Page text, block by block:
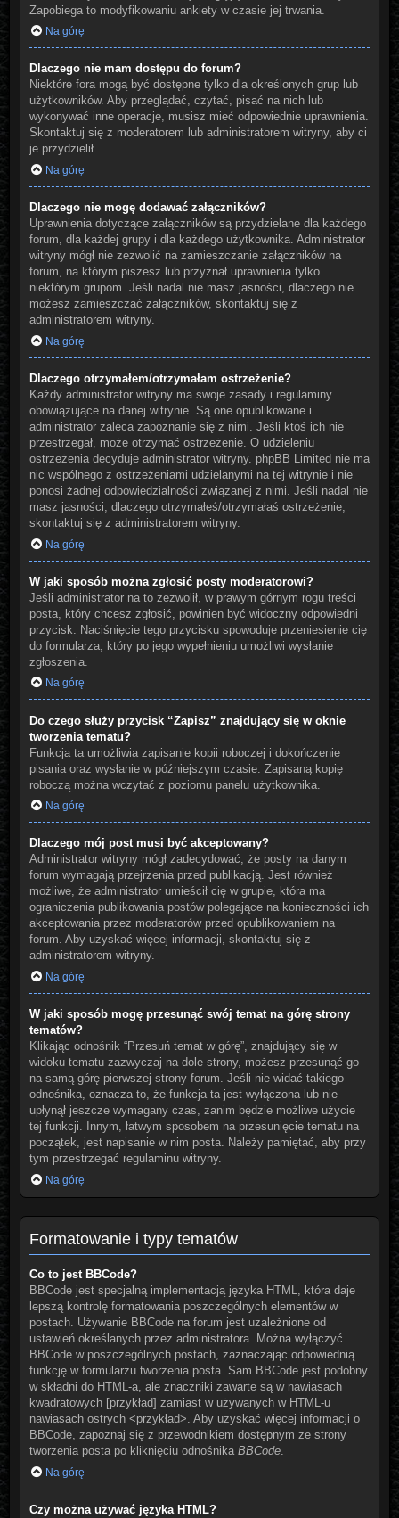
Zapobiega to modyfikowaniu ankiety w czasie jej trwania.
Na górę
Dlaczego nie mam dostępu do forum?
Niektóre fora mogą być dostępne tylko dla określonych grup lub
użytkowników. Aby przeglądać, czytać, pisać na nich lub
wykonywać inne operacje, musisz mieć odpowiednie uprawnienia.
Skontaktuj się z moderatorem lub administratorem witryny, aby ci
je przydzielił.
Na górę
Dlaczego nie mogę dodawać załączników?
Uprawnienia dotyczące załączników są przydzielane dla każdego
forum, dla każdej grupy i dla każdego użytkownika. Administrator
witryny mógł nie zezwolić na zamieszczanie załączników na
forum, na którym piszesz lub przyznał uprawnienia tylko
niektórym grupom. Jeśli nadal nie masz jasności, dlaczego nie
możesz zamieszczać załączników, skontaktuj się z
administratorem witryny.
Na górę
Dlaczego otrzymałem/otrzymałam ostrzeżenie?
Każdy administrator witryny ma swoje zasady i regulaminy
obowiązujące na danej witrynie. Są one opublikowane i
administrator zaleca zapoznanie się z nimi. Jeśli ktoś ich nie
przestrzegał, może otrzymać ostrzeżenie. O udzieleniu
ostrzeżenia decyduje administrator witryny. phpBB Limited nie ma
nic wspólnego z ostrzeżeniami udzielanymi na tej witrynie i nie
ponosi żadnej odpowiedzialności związanej z nimi. Jeśli nadal nie
masz jasności, dlaczego otrzymałeś/otrzymałaś ostrzeżenie,
skontaktuj się z administratorem witryny.
Na górę
W jaki sposób można zgłosić posty moderatorowi?
Jeśli administrator na to zezwolił, w prawym górnym rogu treści
posta, który chcesz zgłosić, powinien być widoczny odpowiedni
przycisk. Naciśnięcie tego przycisku spowoduje przeniesienie cię
do formularza, który po jego wypełnieniu umożliwi wysłanie
zgłoszenia.
Na górę
Do czego służy przycisk “Zapisz” znajdujący się w oknie
tworzenia tematu?
Funkcja ta umożliwia zapisanie kopii roboczej i dokończenie
pisania oraz wysłanie w późniejszym czasie. Zapisaną kopię
roboczą można wczytać z poziomu panelu użytkownika.
Na górę
Dlaczego mój post musi być akceptowany?
Administrator witryny mógł zadecydować, że posty na danym
forum wymagają przejrzenia przed publikacją. Jest również
możliwe, że administrator umieścił cię w grupie, która ma
ograniczenia publikowania postów polegające na konieczności ich
akceptowania przez moderatorów przed opublikowaniem na
forum. Aby uzyskać więcej informacji, skontaktuj się z
administratorem witryny.
Na górę
W jaki sposób mogę przesunąć swój temat na górę strony
tematów?
Klikając odnośnik “Przesuń temat w górę”, znajdujący się w
widoku tematu zazwyczaj na dole strony, możesz przesunąć go
na samą górę pierwszej strony forum. Jeśli nie widać takiego
odnośnika, oznacza to, że funkcja ta jest wyłączona lub nie
upłynął jeszcze wymagany czas, zanim będzie możliwe użycie
tej funkcji. Innym, łatwym sposobem na przesunięcie tematu na
początek, jest napisanie w nim posta. Należy pamiętać, aby przy
tym przestrzegać regulaminu witryny.
Na górę
Formatowanie i typy tematów
Co to jest BBCode?
BBCode jest specjalną implementacją języka HTML, która daje
lepszą kontrolę formatowania poszczególnych elementów w
postach. Używanie BBCode na forum jest uzależnione od
ustawień określanych przez administratora. Można wyłączyć
BBCode w poszczególnych postach, zaznaczając odpowiednią
funkcję w formularzu tworzenia posta. Sam BBCode jest podobny
w składni do HTML-a, ale znaczniki zawarte są w nawiasach
kwadratowych [przykład] zamiast w używanych w HTML-u
nawiasach ostrych <przykład>. Aby uzyskać więcej informacji o
BBCode, zapoznaj się z przewodnikiem dostępnym ze strony
tworzenia posta po kliknięciu odnośnika BBCode.
Na górę
Czy można używać języka HTML?